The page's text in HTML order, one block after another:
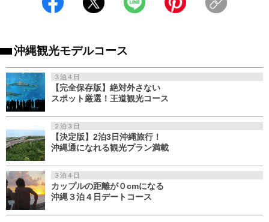
沖縄観光モデルコース
３泊４日
【完全保存版】絶対外さない
スポット厳選！王道観光コース
２泊３日
【決定版】2泊3日沖縄旅行！
沖縄通になれる観光プラン満載
３泊４日
カップルの距離が０cmになる
沖縄３泊４日デートコース